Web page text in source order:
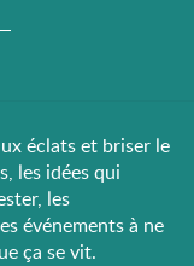
éclats et briser le
les idées qui
les
événements à ne
ça se vit.